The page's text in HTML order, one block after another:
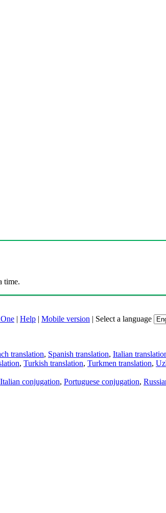
time.
| Help | Mobile version | Select a language
translation, Spanish translation, Italian
, Turkish translation, Turkmen translation,
Italian conjugation, Portuguese conjugation,